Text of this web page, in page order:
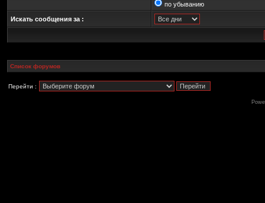
по убыванию
Искать сообщения за :
Список форумов
Перейти :